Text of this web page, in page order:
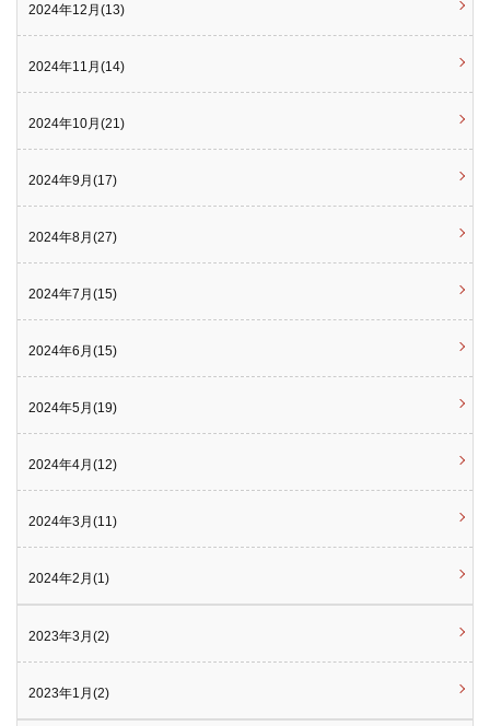
2024年12月(13)
2024年11月(14)
2024年10月(21)
2024年9月(17)
2024年8月(27)
2024年7月(15)
2024年6月(15)
2024年5月(19)
2024年4月(12)
2024年3月(11)
2024年2月(1)
2023年3月(2)
2023年1月(2)